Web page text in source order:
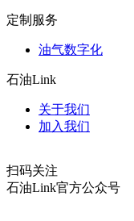
定制服务
油气数字化
石油Link
关于我们
加入我们
扫码关注
石油Link官方公众号